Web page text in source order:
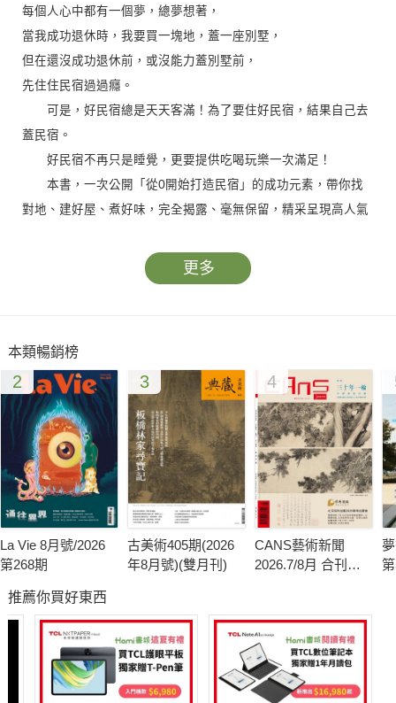
每個人心中都有一個夢，總夢想著，
當我成功退休時，我要買一塊地，蓋一座別墅，
但在還沒成功退休前，或沒能力蓋別墅前，
先住住民宿過過癮。
可是，好民宿總是天天客滿！為了要住好民宿，結果自己去
蓋民宿。
好民宿不再只是睡覺，更要提供吃喝玩樂一次滿足！
本書，一次公開「從0開始打造民宿」的成功元素，帶你找
對地、建好屋、煮好味，完全揭露、毫無保留，精采呈現高人氣
全書以超大圖片展現各民宿建築物設計的最佳視覺效果，更
以功能性文字、加上民宿主人心情故事，點出天天客滿的行銷宣
年輕不是限制、資金不是問題，本書教你25歲開始創業、蓋民宿
的16個解套辦法。
(1) 沒有富爸爸？
上班族如何在40歲之前，集結小資朋友們一起蓋民宿。
(2) 沒錢再買一塊地？
如何利用原本的住家，做一間只開放寒、暑假的民宿。
(3) 菜鳥是冤大頭？
如何隔空看出症狀，避免買到隱藏糾紛、麻煩不斷的土地。
如何提高淡季訂房率，不必一直做廣告，靠回客就能生意興
(5) 沒有大廚奧利佛？
把時間花在你的長處上，找出你的隱藏特色，光是愛拍照也
更多
本類暢銷榜
2
La Vie 8月號/2026
第268期
3
古美術405期(2026
年8月號)(雙月刊)
4
CANS藝術新聞
2026.7/8月 合刊號
推薦你買好東西